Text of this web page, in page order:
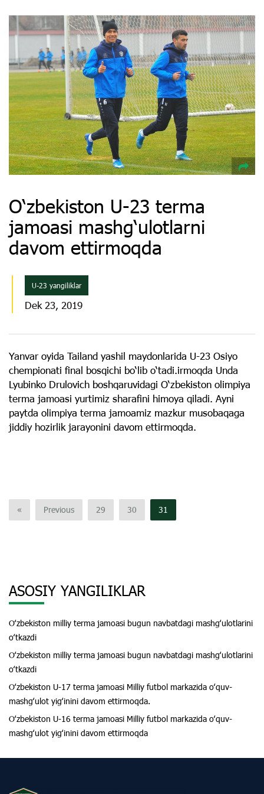
O‘zbekiston U-23 terma
jamoasi mashg‘ulotlarni
davom ettirmoqda
U-23 yangiliklar
Dek 23, 2019
Yanvar oyida Tailand yashil maydonlarida U-23 Osiyo
chempionati final bosqichi bo‘lib o‘tadi.irmoqda Unda
Lyubinko Drulovich boshqaruvidagi O‘zbekiston olimpiya
terma jamoasi yurtimiz sharafini himoya qiladi. Ayni
paytda olimpiya terma jamoamiz mazkur musobaqaga
jiddiy hozirlik jarayonini davom ettirmoqda.
« Previous 29 30 31
ASOSIY YANGILIKLAR
Oʻzbekiston milliy terma jamoasi bugun navbatdagi mashgʻulotlarini
oʻtkazdi
Oʻzbekiston milliy terma jamoasi bugun navbatdagi mashgʻulotlarini
oʻtkazdi
Oʻzbekiston U-17 terma jamoasi Milliy futbol markazida oʻquv-
mashgʻulot yigʻinini davom ettirmoqda.
Oʻzbekiston U-16 terma jamoasi Milliy futbol markazida oʻquv-
mashgʻulot yigʻinini davom ettirmoqda